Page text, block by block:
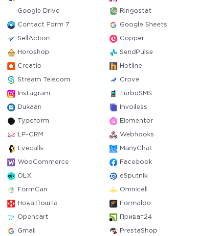
Google Drive Ringostat
Contact Form 7 Google Sheets
SellAction Copper
Horoshop SendPulse
Creatio Hotline
Stream Telecom Crove
Instagram TurboSMS
Dukaan Invoiless
Typeform Elementor
LP-CRM Webhooks
Evecalls ManyChat
WooCommerce Facebook
OLX eSputnik
FormCan Omnicell
Нова Пошта Formaloo
Opencart Приват24
Gmail PrestaShop